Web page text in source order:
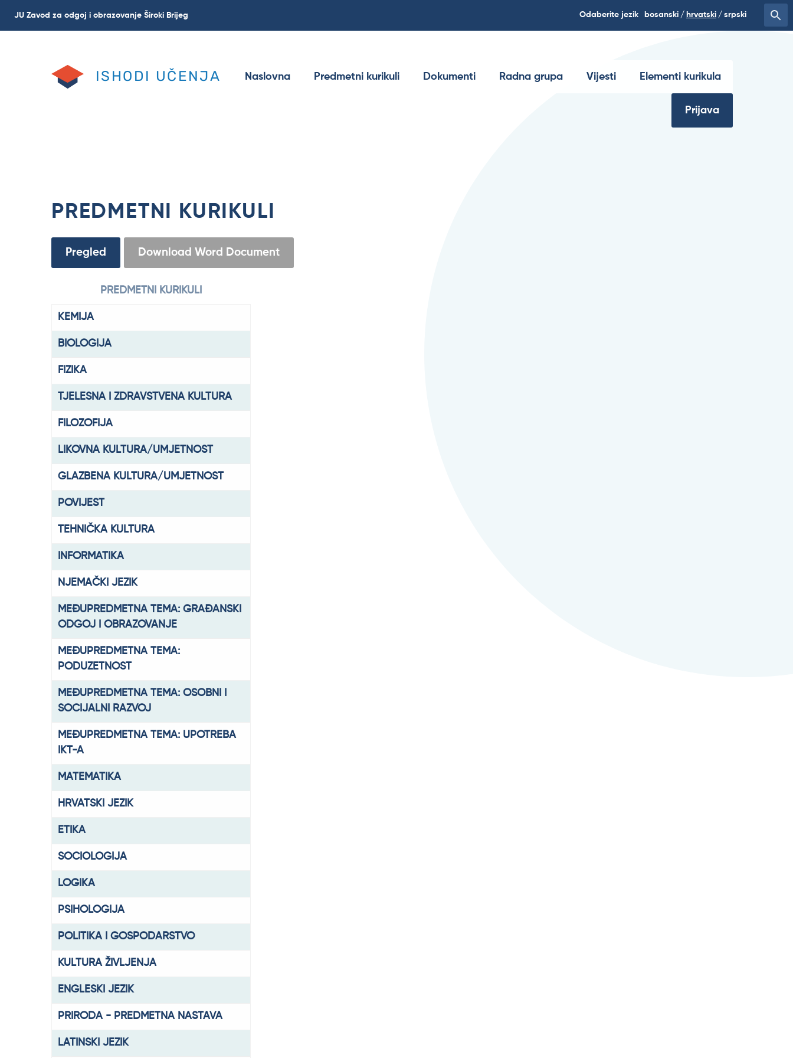
JU Zavod za odgoj i obrazovanje Široki Brijeg Odaberite jezik bosanski hrvatski srpski
ISHODI UČENJA Naslovna Predmetni kurikuli Dokumenti Radna grupa Vijesti Elementi kurikula
Prijava
PREDMETNI KURIKULI
Primarne
oznake
Pregled
(aktivna
oznaka)
Download Word Document
PREDMETNI KURIKULI
KEMIJA
BIOLOGIJA
FIZIKA
TJELESNA I ZDRAVSTVENA KULTURA
FILOZOFIJA
LIKOVNA KULTURA/UMJETNOST
GLAZBENA KULTURA/UMJETNOST
POVIJEST
TEHNIČKA KULTURA
INFORMATIKA
NJEMAČKI JEZIK
MEĐUPREDMETNA TEMA: GRAĐANSKI
ODGOJ I OBRAZOVANJE
MEĐUPREDMETNA TEMA:
PODUZETNOST
MEĐUPREDMETNA TEMA: OSOBNI I
SOCIJALNI RAZVOJ
MEĐUPREDMETNA TEMA: UPOTREBA
IKT-A
MATEMATIKA
HRVATSKI JEZIK
ETIKA
SOCIOLOGIJA
LOGIKA
PSIHOLOGIJA
POLITIKA I GOSPODARSTVO
KULTURA ŽIVLJENJA
ENGLESKI JEZIK
PRIRODA - PREDMETNA NASTAVA
LATINSKI JEZIK